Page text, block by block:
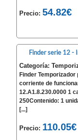
Precio:54.82€
Finder serie 12 -
Categoría:
Finder
corriente de
12.A1.8.230.0000 1
250Contenido: 1
[...]
Precio: 110.05€